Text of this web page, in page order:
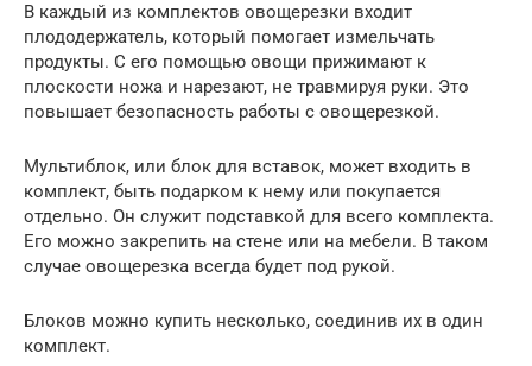
В каждый из комплектов овощерезки входит
плододержатель, который помогает измельчать
продукты. С его помощью овощи прижимают к
плоскости ножа и нарезают, не травмируя руки. Это
повышает безопасность работы с овощерезкой.
Мультиблок, или блок для вставок, может входить в
комплект, быть подарком к нему или покупается
отдельно. Он служит подставкой для всего комплекта.
Его можно закрепить на стене или на мебели. В таком
случае овощерезка всегда будет под рукой.
Блоков можно купить несколько, соединив их в один
комплект.